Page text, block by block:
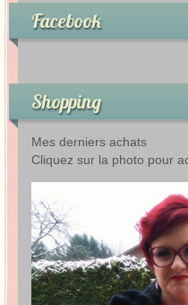
Facebook
Shopping
Mes derniers achats
Cliquez sur la photo pour